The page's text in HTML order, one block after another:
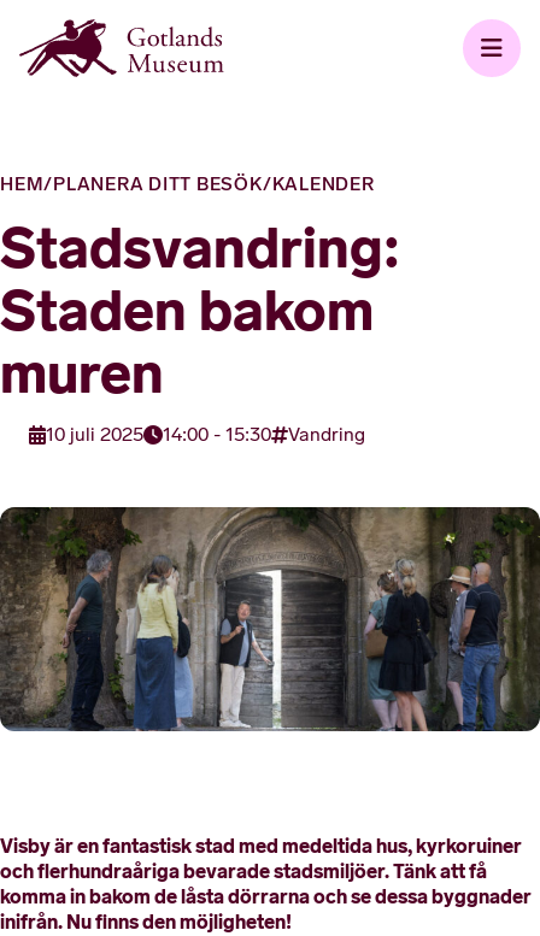
HEM/PLANERA DITT BESÖK/KALENDER
Stadsvandring:
Staden bakom
muren
10 juli 2025 14:00 - 15:30 Vandring
Visby är en fantastisk stad med medeltida hus, kyrkoruiner
och flerhundraåriga bevarade stadsmiljöer. Tänk att få
komma in bakom de låsta dörrarna och se dessa byggnader
inifrån. Nu finns den möjligheten!